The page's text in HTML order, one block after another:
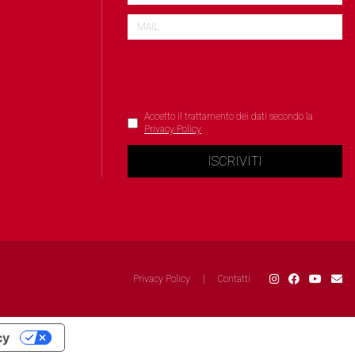
Accetto il trattamento dei dati secondo la
Privacy Policy
ISCRIVITI
Privacy Policy Contatti